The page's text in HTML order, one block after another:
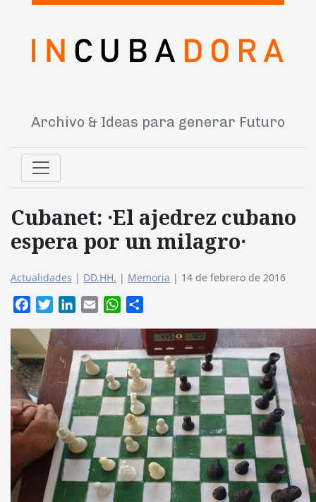
Archivo & Ideas para generar Futuro
Cubanet: ·El ajedrez cubano
espera por un milagro·
Actualidades | DD.HH. | Memoria | 14 de febrero de 2016
FacebookTwitterLinkedIn
Email WhatsApp